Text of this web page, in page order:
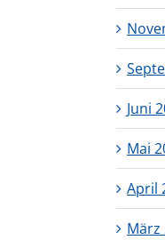
Juni
Mai
April
März